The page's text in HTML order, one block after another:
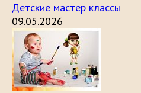
Детские мастер классы
09.05.2026